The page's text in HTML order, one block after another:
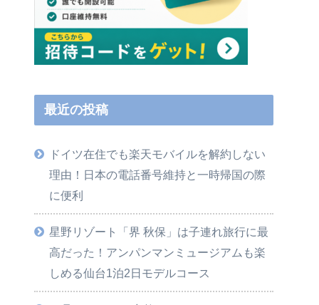
最近の投稿
ドイツ在住でも楽天モバイルを解約しない
理由！日本の電話番号維持と一時帰国の際
に便利
星野リゾート「界 秋保」は子連れ旅行に最
高だった！アンパンマンミュージアムも楽
しめる仙台1泊2日モデルコース